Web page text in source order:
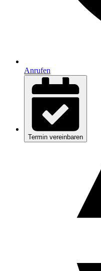
Anrufen
Termin vereinbaren